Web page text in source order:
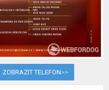
ZOBRAZIT TELEFON>>